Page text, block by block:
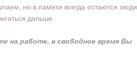
но в памяти всегда остаются люди,
дальше.
на работе, в свободное время Вы